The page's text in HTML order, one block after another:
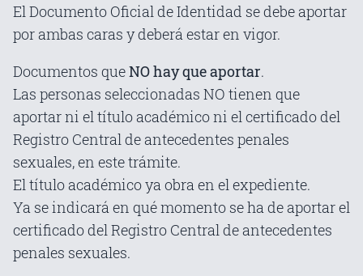
El Documento Oficial de Identidad se debe aportar
por ambas caras y deberá estar en vigor.
Documentos queNO hay que aportar.
Las personas seleccionadas NO tienen que
aportar ni el título académico ni el certificado del
Registro Central de antecedentes penales
sexuales, en este trámite.
El título académico ya obra en el expediente.
Ya se indicará en qué momento se ha de aportar el
certificado del Registro Central de antecedentes
penales sexuales.